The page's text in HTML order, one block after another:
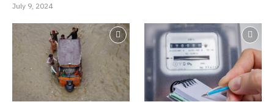
July 9, 2024